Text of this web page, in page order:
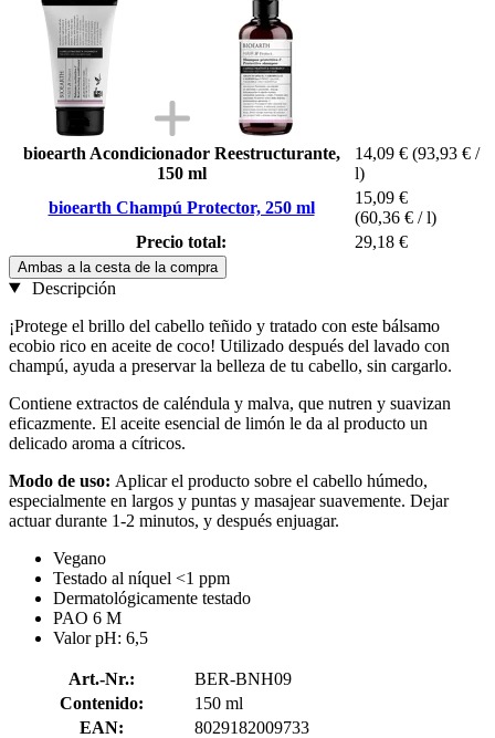
bioearth Acondicionador Reestructurante,
150 ml
14,09 € (93,93 € /
l)
bioearth Champú Protector, 250 ml
15,09 €
(60,36 € / l)
Precio total:
29,18 €
Ambas a la cesta de la compra
Descripción
¡Protege el brillo del cabello teñido y tratado con este bálsamo
ecobio rico en aceite de coco! Utilizado después del lavado con
champú, ayuda a preservar la belleza de tu cabello, sin cargarlo.
Contiene extractos de caléndula y malva, que nutren y suavizan
eficazmente. El aceite esencial de limón le da al producto un
delicado aroma a cítricos.
Modo de uso: Aplicar el producto sobre el cabello húmedo,
especialmente en largos y puntas y masajear suavemente. Dejar
actuar durante 1-2 minutos, y después enjuagar.
Vegano
Testado al níquel <1 ppm
Dermatológicamente testado
PAO 6 M
Valor pH: 6,5
Art.-Nr.:
BER-BNH09
Contenido:
150 ml
EAN:
8029182009733